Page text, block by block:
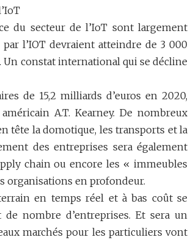
du secteur de l’IoT sont largement
l’IOT devraient atteindre de 3 000
Un constat international qui se décline
de 15,2 milliards d’euros en 2020,
A.T. Kearney. De nombreux
tête la domotique, les transports et la
des entreprises sera également
chain ou encore les « immeubles
organisations en profondeur.
en temps réel et à bas coût se
nombre d’entreprises. Et sera un
marchés pour les particuliers vont